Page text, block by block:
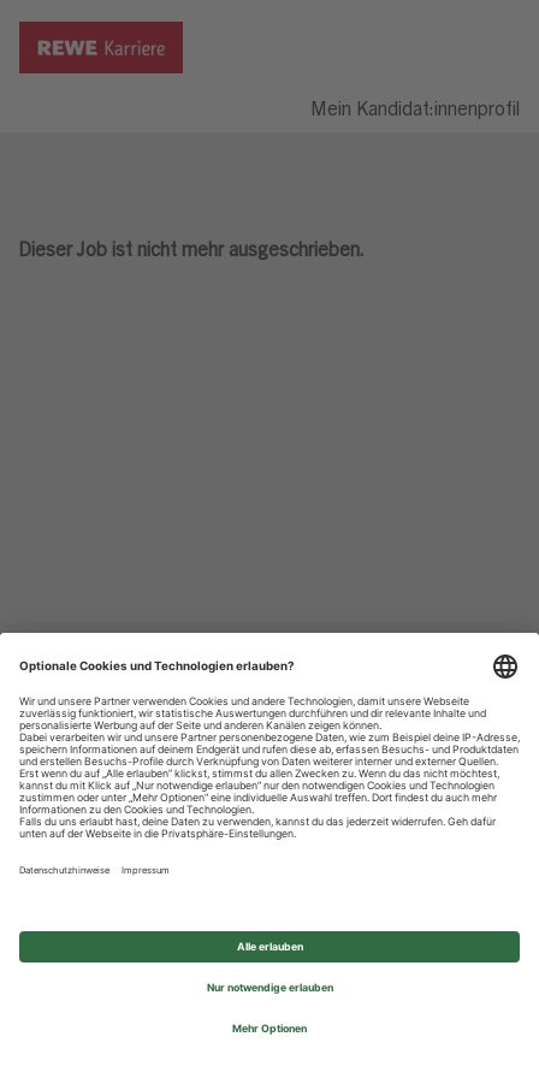
Mein Kandidat:innenprofil
Dieser Job ist nicht mehr ausgeschrieben.
Datenschutzhinweise
Impressum
Privatsphäre-Einstellungen
© 2026 REWE Group - All rights reserved